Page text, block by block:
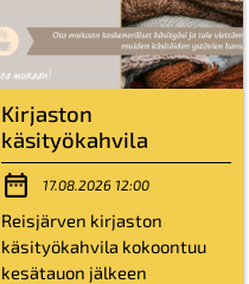
Kirjaston
käsityökahvila
17.08.2026 12:00
Reisjärven kirjaston
käsityökahvila kokoontuu
kesätauon jälkeen